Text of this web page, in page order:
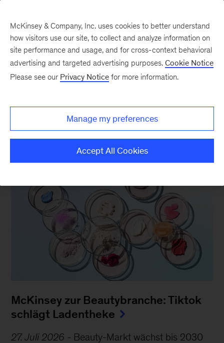
McKinsey Deutschland
AKTUELLES
McKinsey zur Beautybranche: Tiktok
schlägt Ladentheke
27. Juli 2026 - Beauty-Markt wächst bis 2030
McKinsey & Company, Inc. uses cookies to better understand
how visitors use our site, to collect and analyze information on
site performance and usage, and for cross-context behavioral
advertising and targeted advertising purposes. Cookie Notice
Please see our Privacy Notice for more information.
Manage my preferences
Accept All Cookies